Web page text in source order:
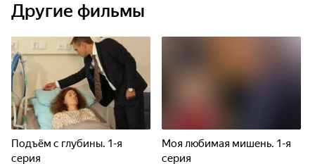
Другие фильмы
Подъём с глубины. 1-я
серия
Моя любимая мишень. 1-я
серия